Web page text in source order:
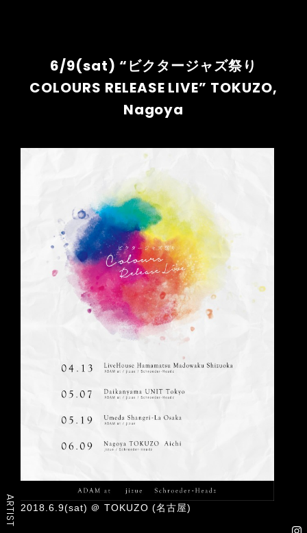
ARTIST
6/9(sat) “ビクタージャズ祭り
COLOURS RELEASE LIVE” TOKUZO,
Nagoya
2018.6.9(sat) ＠ TOKUZO (名古屋)